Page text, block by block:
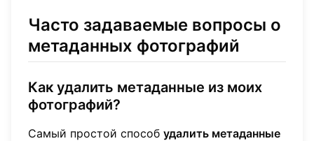
Часто задаваемые вопросы о
метаданных фотографий
Как удалить метаданные из моих
фотографий?
Самый простой способ удалить метаданные